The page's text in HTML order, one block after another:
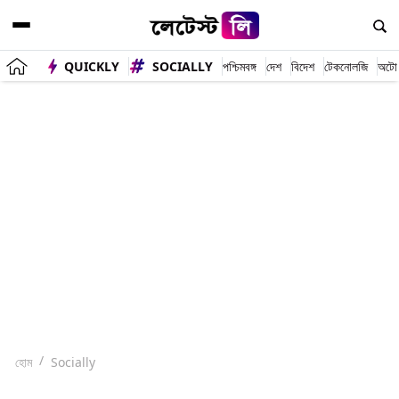
QUICKLY SOCIALLY পশ্চিমবঙ্গ দেশ বিদেশ টেকনোলজি অটো
হোম Socially